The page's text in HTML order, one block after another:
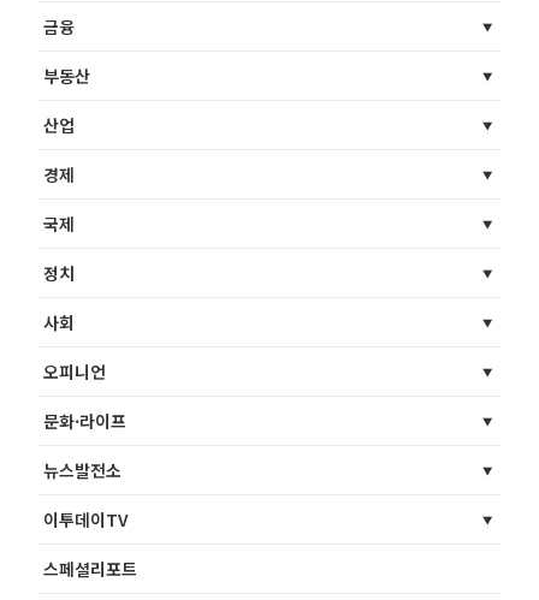
금융
부동산
산업
경제
국제
정치
사회
오피니언
문화·라이프
뉴스발전소
이투데이TV
스페셜리포트